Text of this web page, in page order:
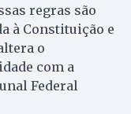
regras são
à Constituição e
o
com a
Federal